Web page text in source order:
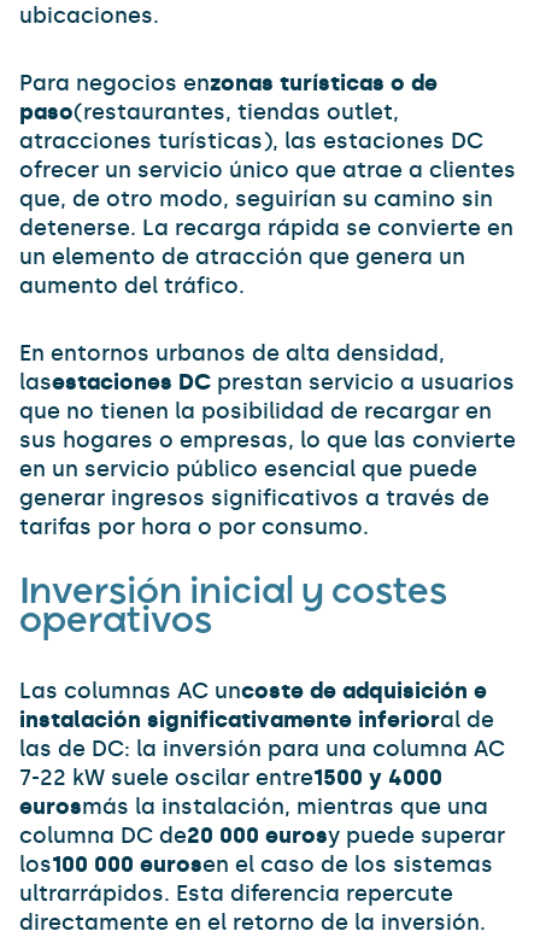
ubicaciones.
Para negocios enzonas turísticas o de
paso(restaurantes, tiendas outlet,
atracciones turísticas), las estaciones DC
ofrecer un servicio único que atrae a clientes
que, de otro modo, seguirían su camino sin
detenerse. La recarga rápida se convierte en
un elemento de atracción que genera un
aumento del tráfico.
En entornos urbanos de alta densidad,
lasestaciones DC prestan servicio a usuarios
que no tienen la posibilidad de recargar en
sus hogares o empresas, lo que las convierte
en un servicio público esencial que puede
generar ingresos significativos a través de
tarifas por hora o por consumo.
Inversión inicial y costes
operativos
Las columnas AC uncoste de adquisición e
instalación significativamente inferioral de
las de DC: la inversión para una columna AC
7-22 kW suele oscilar entre1500 y 4000
eurosmás la instalación, mientras que una
columna DC de20 000 eurosy puede superar
los100 000 eurosen el caso de los sistemas
ultrarrápidos. Esta diferencia repercute
directamente en el retorno de la inversión.